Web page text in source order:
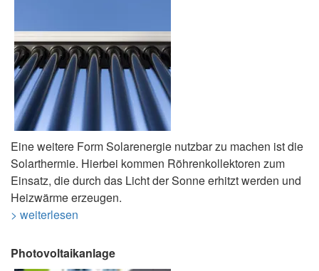
Eine weitere Form Solarenergie nutzbar zu machen ist die
Solarthermie. Hierbei kommen Röhrenkollektoren zum
Einsatz, die durch das Licht der Sonne erhitzt werden und
Heizwärme erzeugen.
> weiterlesen
Photovoltaikanlage